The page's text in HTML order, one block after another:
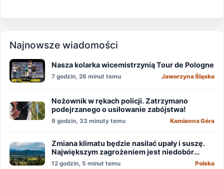
Najnowsze wiadomości
Nasza kolarka wicemistrzynią Tour de Pologne
7 godzin, 26 minut temu Jaworzyna Śląska
Nożownik w rękach policji. Zatrzymano
podejrzanego o usiłowanie zabójstwa!
9 godzin, 33 minuty temu Kamienna Góra
Zmiana klimatu będzie nasilać upały i suszę.
Największym zagrożeniem jest niedobór
wody
12 godzin, 5 minut temu Polska